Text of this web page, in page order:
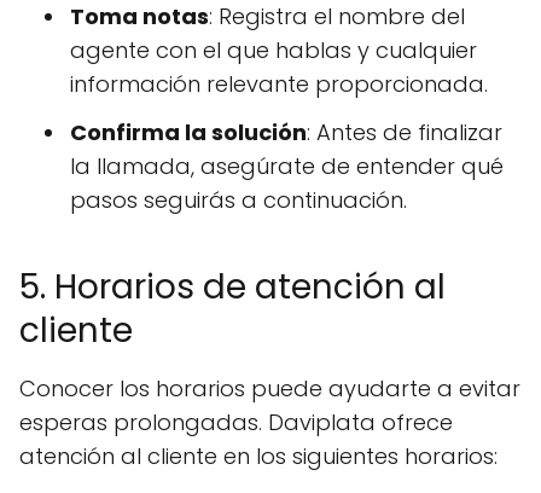
Toma notas: Registra el nombre del
agente con el que hablas y cualquier
información relevante proporcionada.
Confirma la solución: Antes de finalizar
la llamada, asegúrate de entender qué
pasos seguirás a continuación.
5. Horarios de atención al
cliente
Conocer los horarios puede ayudarte a evitar
esperas prolongadas. Daviplata ofrece
atención al cliente en los siguientes horarios: